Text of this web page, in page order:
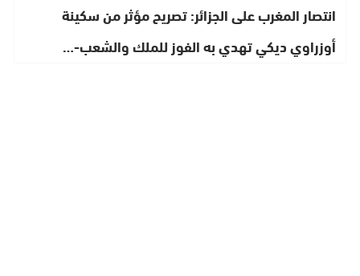
انتصار المغرب على الجزائر: تصريح مؤثر من سكينة
أوزراوي ديكي تهدي به الفوز للملك والشعب-…